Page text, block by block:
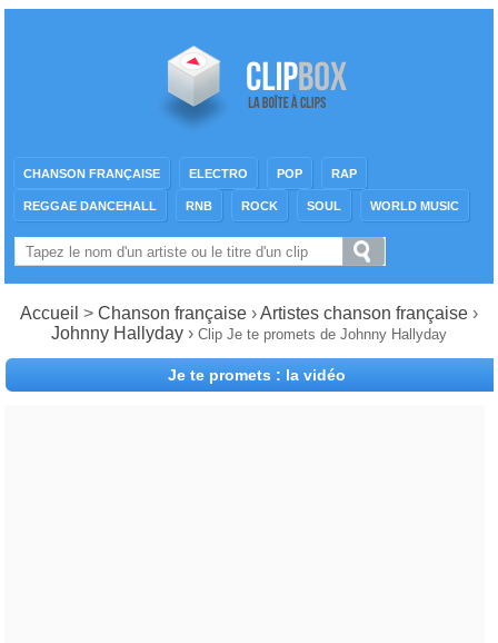
CHANSON FRANÇAISE ELECTRO POP RAP
REGGAE DANCEHALL RNB ROCK SOUL WORLD MUSIC
Accueil > Chanson française ›Artistes chanson française ›
Johnny Hallyday › Clip Je te promets de Johnny Hallyday
Je te promets : la vidéo